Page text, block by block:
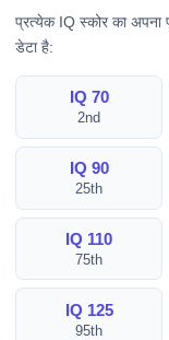
प्रत्येक IQ स्कोर का अपना
डेटा है:
IQ 70
2nd
IQ 90
25th
IQ 110
75th
IQ 125
95th